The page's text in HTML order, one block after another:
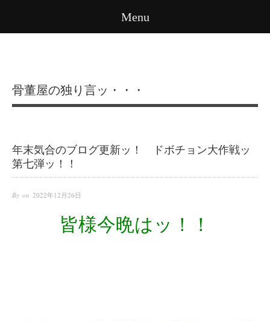
Menu
骨董屋の独り言ッ・・・
年末気合のブログ更新ッ！ ドボチョン大作戦ッ
第七弾ッ！！
By on 2022年12月26日
皆様今晩はッ！！